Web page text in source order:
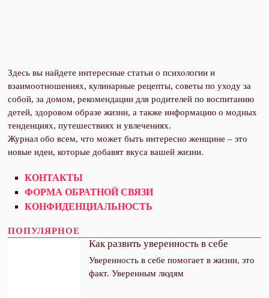
Здесь вы найдете интересные статьи о психологии и
взаимоотношениях, кулинарные рецепты, советы по уходу за
собой, за домом, рекомендации для родителей по воспитанию
детей, здоровом образе жизни, а также информацию о модных
тенденциях, путешествиях и увлечениях.
Журнал обо всем, что может быть интересно женщине – это
новые идеи, которые добавят вкуса вашей жизни.
КОНТАКТЫ
ФОРМА ОБРАТНОЙ СВЯЗИ
КОНФИДЕНЦИАЛЬНОСТЬ
ПОПУЛЯРНОЕ
Как развить уверенность в себе
Уверенность в себе помогает в жизни, это
факт. Уверенным людям